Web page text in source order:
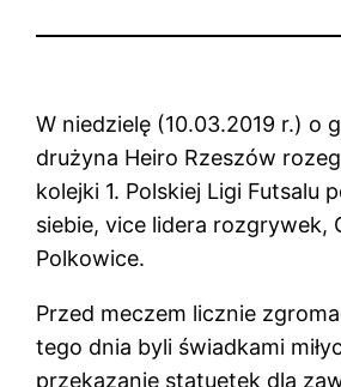
W niedzielę (10.03.2019 r.) o
drużyna Heiro Rzeszów
kolejki 1. Polskiej Ligi Futsalu
siebie, vice lidera rozgrywek,
Polkowice.
Przed meczem licznie
tego dnia byli świadkami
przekazanie statuetek dla